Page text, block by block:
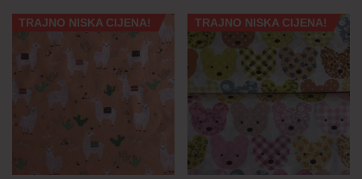
TRAJNO NISKA CIJENA! TRAJNO NISKA CIJENA!